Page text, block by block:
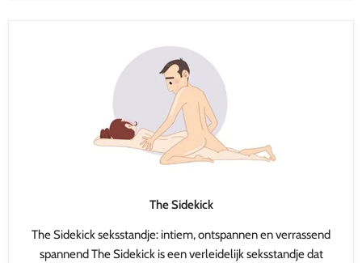
The Sidekick
The Sidekick seksstandje: intiem, ontspannen en verrassend
spannend The Sidekick is een verleidelijk seksstandje dat